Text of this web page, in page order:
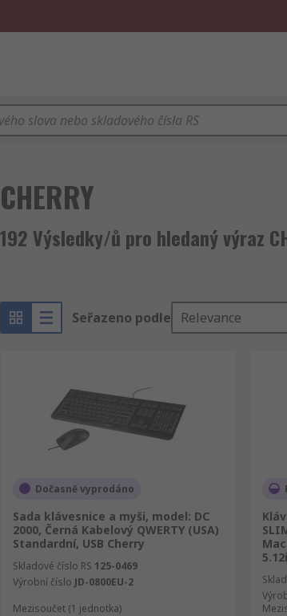
CHERRY
192 Výsledky/ů pro hledaný výraz
Seřazeno podle Relevance
Dočasně vyprodáno
Sada klávesnice a myši, model: DC
2000, Černá Kabelový QWERTY (USA)
Standardní, USB Cherry
Skladové číslo RS 125-0469
Výrobní číslo JD-0800EU-2
Mezisoučet (1 jednotka)